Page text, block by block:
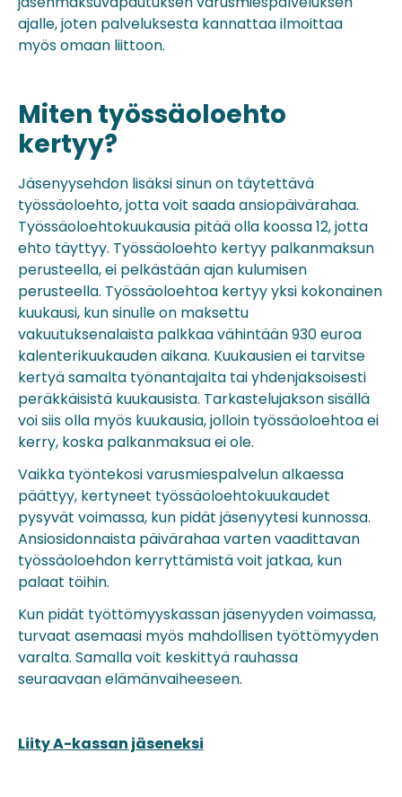
ajalle, joten palveluksesta kannattaa ilmoittaa
myös omaan liittoon.
Miten työssäoloehto
kertyy?
Jäsenyysehdon lisäksi sinun on täytettävä
työssäoloehto, jotta voit saada ansiopäivärahaa.
Työssäoloehtokuukausia pitää olla koossa 12, jotta
ehto täyttyy. Työssäoloehto kertyy palkanmaksun
perusteella, ei pelkästään ajan kulumisen
perusteella. Työssäoloehtoa kertyy yksi kokonainen
kuukausi, kun sinulle on maksettu
vakuutuksenalaista palkkaa vähintään 930 euroa
kalenterikuukauden aikana. Kuukausien ei tarvitse
kertyä samalta työnantajalta tai yhdenjaksoisesti
peräkkäisistä kuukausista. Tarkastelujakson sisällä
voi siis olla myös kuukausia, jolloin työssäoloehtoa ei
kerry, koska palkanmaksua ei ole.
Vaikka työntekosi varusmiespalvelun alkaessa
päättyy, kertyneet työssäoloehtokuukaudet
pysyvät voimassa, kun pidät jäsenyytesi kunnossa.
Ansiosidonnaista päivärahaa varten vaadittavan
työssäoloehdon kerryttämistä voit jatkaa, kun
palaat töihin.
Kun pidät työttömyyskassan jäsenyyden voimassa,
turvaat asemaasi myös mahdollisen työttömyyden
varalta. Samalla voit keskittyä rauhassa
seuraavaan elämänvaiheeseen.
Liity A-kassan jäseneksi